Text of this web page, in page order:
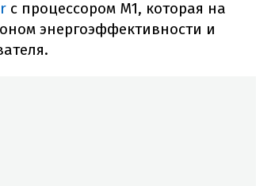
с процессором M1, которая на
энергоэффективности и